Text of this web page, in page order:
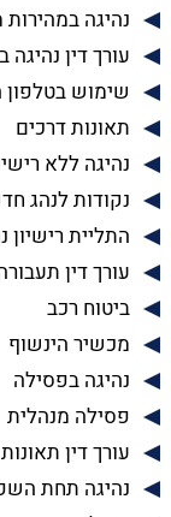
נהיגה
עורך דין
שימוש בטלפון
תאונות דרכים
נהיגה ללא
נקודות לנהג
התליית רישיון
עורך דין
ביטוח רכב
מכשיר הינשוף
נהיגה בפסילה
פסילה מנהלית
עורך דין
נהיגה תחת